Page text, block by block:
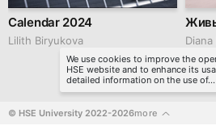
Calendar 2024
Lilith Biryukova Diana
© HSE University 2022-2026more
We use cookies to improve the
HSE website and to enhance its
detailed information on the use of...